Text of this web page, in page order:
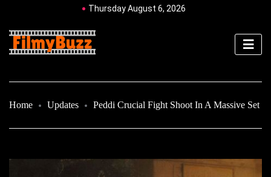
Thursday August 6, 2026
Home Updates Peddi Crucial Fight Shoot In A Massive Set